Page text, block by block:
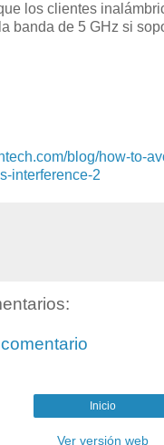
los clientes
banda de 5 GHz si
blog/how-to-
interference-2
Inicio
Ver versión web